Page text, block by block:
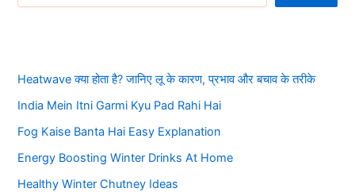
Heatwave क्या होता है? जानिए लू के कारण, प्रभाव और बचाव के तरीके
India Mein Itni Garmi Kyu Pad Rahi Hai
Fog Kaise Banta Hai Easy Explanation
Energy Boosting Winter Drinks At Home
Healthy Winter Chutney Ideas